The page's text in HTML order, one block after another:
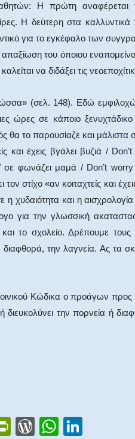
Η πρώτη αναφέρεται
Η δεύτερη στα
για το εγκέφαλο των
του όποιου
να διδάξει τις
(σελ. 148). Εδώ
ώρες σε κάποιο
θα το παρουσίαζε και μάλιστα
και έχεις βγάλει βυζιά /
φωνάζει μαμά / Don’t worry
στίχο «αν κοιταχτείς και
χυδαιότητα και η
για την γλωσσική
και το σχολείο. Δρέπουμε
διαφθορά, την λαγνεία. Ας τα
Κώδικα ο προάγων
την πορνεία ή
Pr W
W